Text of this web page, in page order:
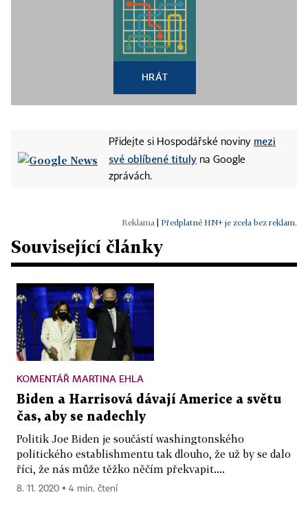
HRÁT
Přidejte si Hospodářské noviny mezi
své oblíbené tituly na Google
zprávách.
Předplatné HN+ je zcela bez reklam.
Související články
KOMENTÁŘ MARTINA EHLA
Biden a Harrisová dávají Americe a světu
čas, aby se nadechly
Politik Joe Biden je součástí washingtonského
politického establishmentu tak dlouho, že už by se dalo
říci, že nás může těžko něčím překvapit....
8. 11. 2020 ▪ 4 min. čtení